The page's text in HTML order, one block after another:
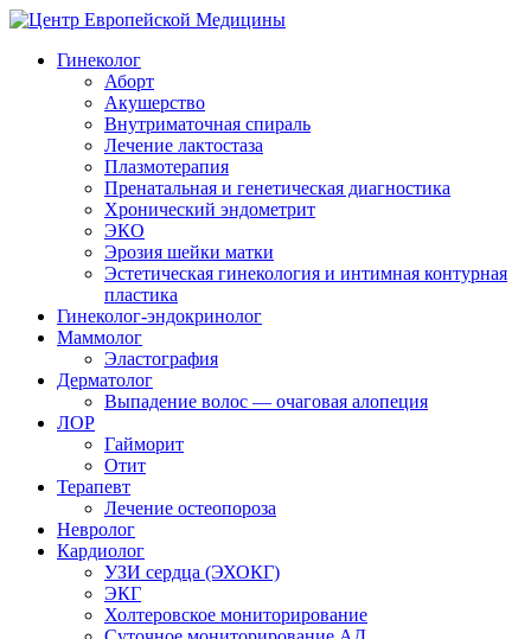
Гинеколог
Аборт
Акушерство
Внутриматочная спираль
Лечение лактостаза
Плазмотерапия
Пренатальная и генетическая диагностика
Хронический эндометрит
ЭКО
Эрозия шейки матки
Эстетическая гинекология и интимная контурная
пластика
Гинеколог-эндокринолог
Маммолог
Эластография
Дерматолог
Выпадение волос — очаговая алопеция
ЛОР
Гайморит
Отит
Терапевт
Лечение остеопороза
Невролог
Кардиолог
УЗИ сердца (ЭХОКГ)
ЭКГ
Холтеровское мониторирование